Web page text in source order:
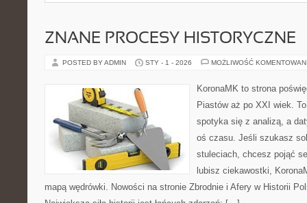
ZNANE PROCESY HISTORYCZNE
POSTED BY ADMIN STY - 1 - 2026 MOŻLIWOŚĆ
KoronaMK to strona
Piastów aż po XXI wiek.
spotyka się z analizą, a
oś czasu. Jeśli szukasz
stuleciach, chcesz pojąć
lubisz ciekawostki,
mapą wędrówki. Nowości na stronie Zbrodnie i Afery w Historii